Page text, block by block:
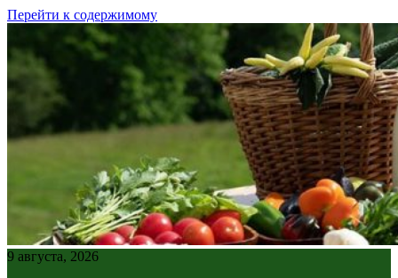
Перейти к содержимому
9 августа, 2026